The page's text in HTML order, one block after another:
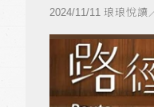
2024/11/11 琅琅悅讀